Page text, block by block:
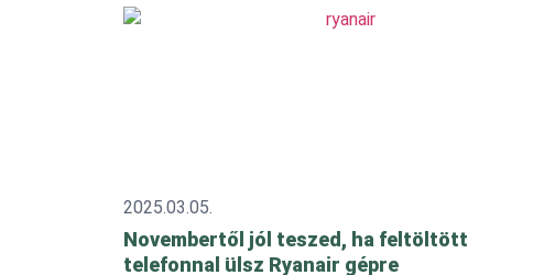
2025.03.05.
Novembertől jól teszed, ha feltöltött
telefonnal ülsz Ryanair gépre